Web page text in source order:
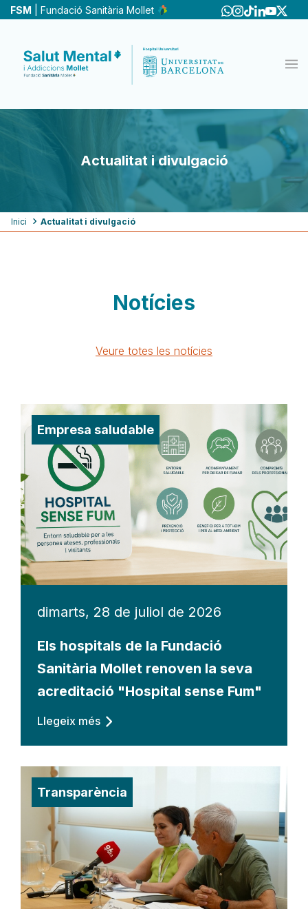
Vés
FSM | Fundació Sanitària Mollet
Actualitat i divulgació
Fil
Inici Actualitat i divulgació
Notícies
Veure totes les notícies
Empresa saludable
dimarts, 28 de juliol de 2026
Els hospitals de la Fundació
Sanitària Mollet renoven la seva
acreditació "Hospital sense Fum"
Llegeix més
Transparència